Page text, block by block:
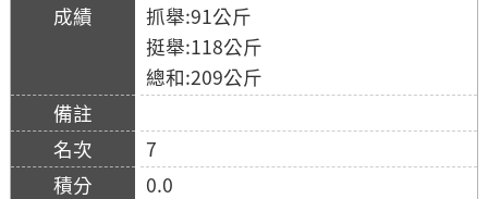
抓舉:91公斤
挺舉:118公斤
總和:209公斤
7
0.0